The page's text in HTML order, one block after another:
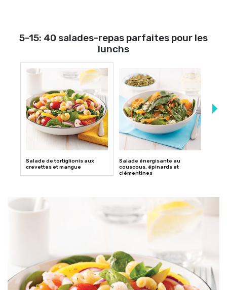
5-15: 40 salades-repas parfaites pour les
lunchs
Salade de tortiglionis aux
crevettes et mangue
Salade énergisante au
couscous, épinards et
clémentines